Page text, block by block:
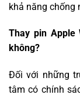
khả năng chống
Thay pin Apple
không?
Đối với những
tâm có chính